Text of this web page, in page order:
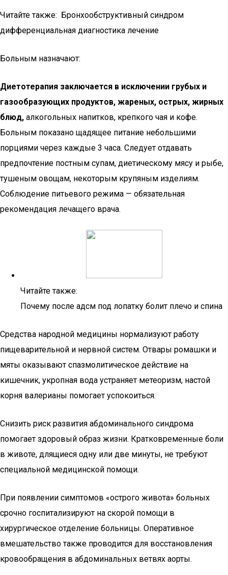
Читайте также: Бронхообструктивный синдром
дифференциальная диагностика лечение
Больным назначают:
Диетотерапия заключается в исключении грубых и
газообразующих продуктов, жареных, острых, жирных
блюд, алкогольных напитков, крепкого чая и кофе.
Больным показано щадящее питание небольшими
порциями через каждые 3 часа. Следует отдавать
предпочтение постным супам, диетическому мясу и рыбе,
тушеным овощам, некоторым крупяным изделиям.
Соблюдение питьевого режима — обязательная
рекомендация лечащего врача.
Читайте также:
Почему после адсм под лопатку болит плечо и спина
Средства народной медицины нормализуют работу
пищеварительной и нервной систем. Отвары ромашки и
мяты оказывают спазмолитическое действие на
кишечник, укропная вода устраняет метеоризм, настой
корня валерианы помогает успокоиться.
Снизить риск развития абдоминального синдрома
помогает здоровый образ жизни. Кратковременные боли
в животе, длящиеся одну или две минуты, не требуют
специальной медицинской помощи.
При появлении симптомов «острого живота» больных
срочно госпитализируют на скорой помощи в
хирургическое отделение больницы. Оперативное
вмешательство также проводится для восстановления
кровообращения в абдоминальных ветвях аорты.